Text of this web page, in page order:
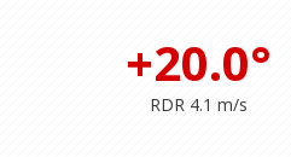
+20.0°
RDR 4.1 m/s